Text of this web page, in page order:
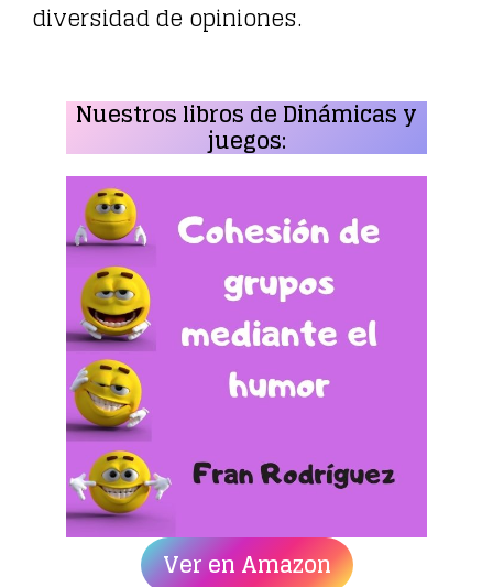
diversidad de opiniones.
Nuestros libros de Dinámicas y
juegos:
Ver en Amazon